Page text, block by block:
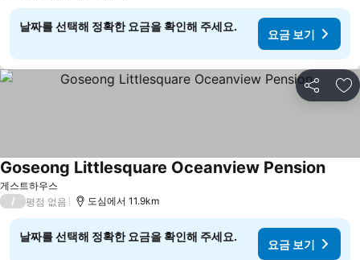
날짜를 선택해 정확한 요금을 확인해 주세요.
요금 보기
공유 즐
게스트하우스
Goseong Littlesquare Oceanview Pension
/ 평점 없음 도심에서 11.9km
날짜를 선택해 정확한 요금을 확인해 주세요.
요금 보기